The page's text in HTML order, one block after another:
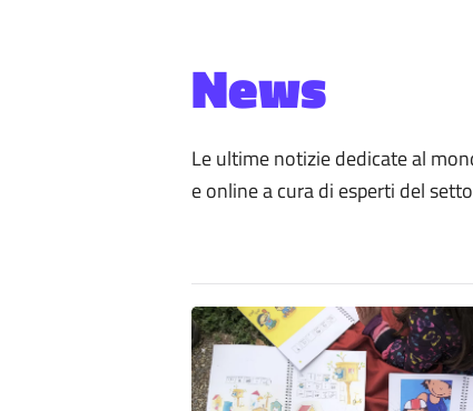
News
Le ultime notizie dedicate al
e online a cura di esperti del